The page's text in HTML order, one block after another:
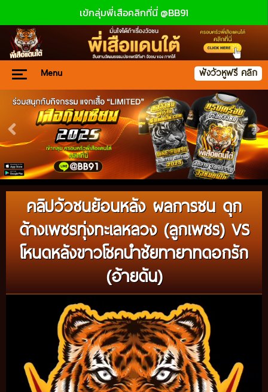
เข้กลุ่มพี่เสือคลิกที่นี่ @BB91
Menu ฟังวัวหูฟรี คลิก
คลิปวัวชนย้อนหลัง ผลการชน ดุก
ด้างเพชรทุ่งทะเลหลวง (ลูกเพชร) VS
โหนดหลังขาวโชคนำชัยทายาทดอกรัก
(อ้ายดัน)